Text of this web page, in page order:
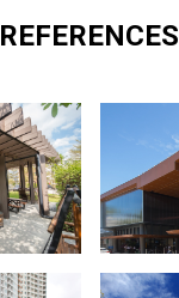
REFERENCES